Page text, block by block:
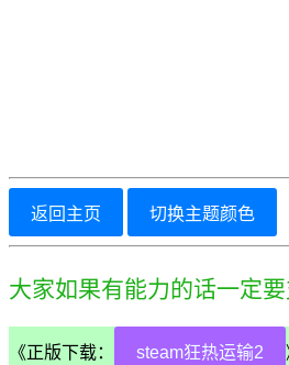
返回主页 切换主题颜色
大家如果有能力的话一定
《正版下载： steam狂热运输2